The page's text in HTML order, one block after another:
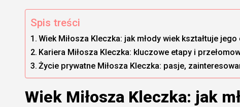
Spis treści
Wiek Miłosza Kleczka: jak młody wiek kształtuje
Kariera Miłosza Kleczka: kluczowe etapy i
Życie prywatne Miłosza Kleczka: pasje,
Wiek Miłosza Kleczka: jak